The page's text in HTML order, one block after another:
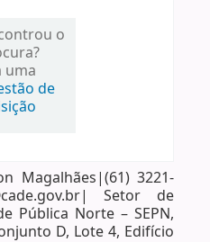
o
uma
de
Magalhães|(61) 3221-
Setor de
Pública Norte – SEPN,
D, Lote 4, Edifício